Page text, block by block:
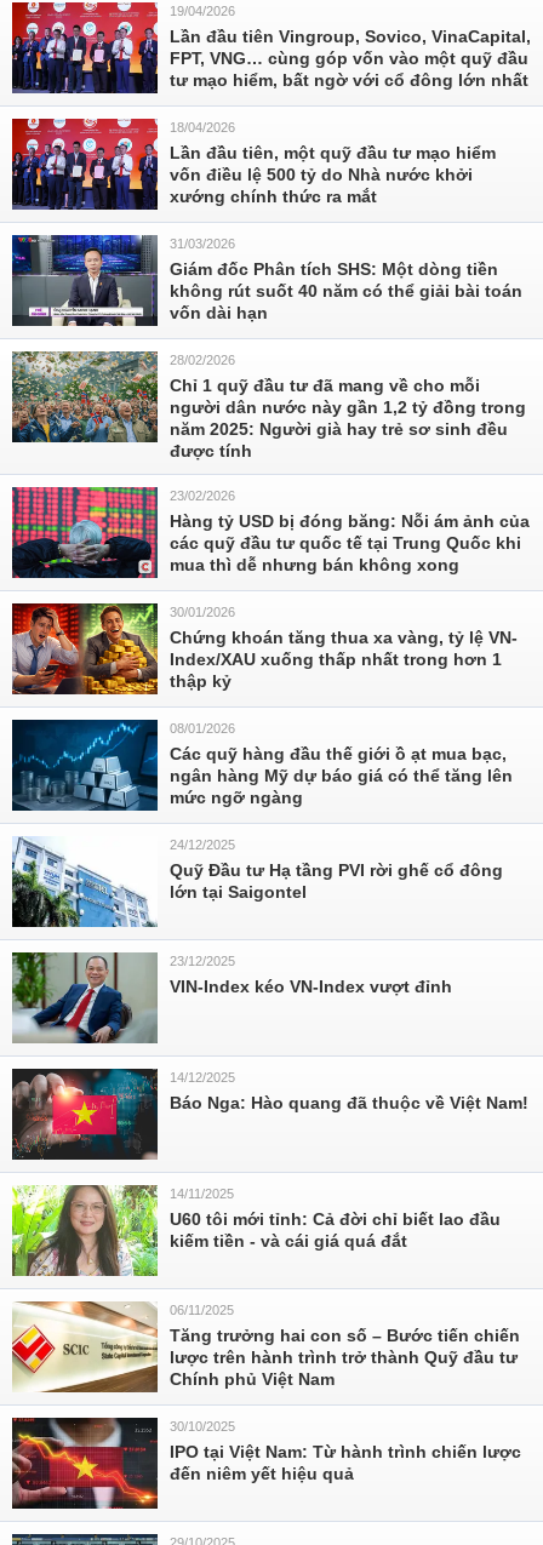
19/04/2026
Lần đầu tiên Vingroup, Sovico, VinaCapital,
FPT, VNG… cùng góp vốn vào một quỹ đầu
tư mạo hiểm, bất ngờ với cổ đông lớn nhất
18/04/2026
Lần đầu tiên, một quỹ đầu tư mạo hiểm
vốn điều lệ 500 tỷ do Nhà nước khởi
xướng chính thức ra mắt
31/03/2026
Giám đốc Phân tích SHS: Một dòng tiền
không rút suốt 40 năm có thể giải bài toán
vốn dài hạn
28/02/2026
Chỉ 1 quỹ đầu tư đã mang về cho mỗi
người dân nước này gần 1,2 tỷ đồng trong
năm 2025: Người già hay trẻ sơ sinh đều
được tính
23/02/2026
Hàng tỷ USD bị đóng băng: Nỗi ám ảnh của
các quỹ đầu tư quốc tế tại Trung Quốc khi
mua thì dễ nhưng bán không xong
30/01/2026
Chứng khoán tăng thua xa vàng, tỷ lệ VN-
Index/XAU xuống thấp nhất trong hơn 1
thập kỷ
08/01/2026
Các quỹ hàng đầu thế giới ồ ạt mua bạc,
ngân hàng Mỹ dự báo giá có thể tăng lên
mức ngỡ ngàng
24/12/2025
Quỹ Đầu tư Hạ tầng PVI rời ghế cổ đông
lớn tại Saigontel
23/12/2025
VIN-Index kéo VN-Index vượt đỉnh
14/12/2025
Báo Nga: Hào quang đã thuộc về Việt Nam!
14/11/2025
U60 tôi mới tỉnh: Cả đời chỉ biết lao đầu
kiếm tiền - và cái giá quá đắt
06/11/2025
Tăng trưởng hai con số – Bước tiến chiến
lược trên hành trình trở thành Quỹ đầu tư
Chính phủ Việt Nam
30/10/2025
IPO tại Việt Nam: Từ hành trình chiến lược
đến niêm yết hiệu quả